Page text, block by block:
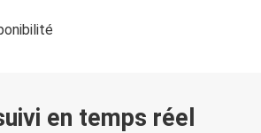
en temps réel